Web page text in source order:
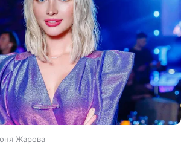
Жарова